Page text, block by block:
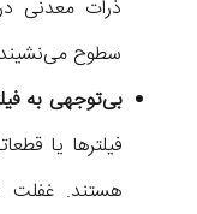
ذرات معدنی
سطوح
بی‌توجهی به
فیلترها یا
هستند. غفلت